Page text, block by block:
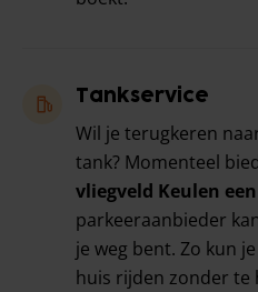
Tankservice
Wil je terugkeren
tank? Momenteel
vliegveld Keulen
parkeeraanbieder
je weg bent. Zo kun
huis rijden zonder te